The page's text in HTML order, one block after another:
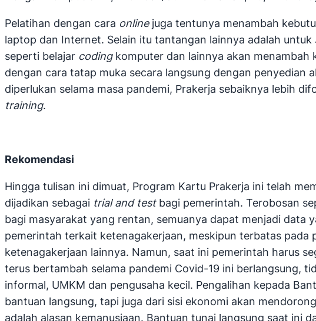
Pelatihan dengan cara onlinejuga tentunya menambah
laptop dan Internet. Selain itu tantangan lainnya adalah untuk
seperti belajar codingkomputer dan lainnya akan menambah
dengan cara tatap muka secara langsung dengan penyedian
diperlukan selama masa pandemi, Prakerja sebaiknya lebih
training.
Rekomendasi
Hingga tulisan ini dimuat, Program Kartu Prakerja ini telah
dijadikan sebagai trial and test bagi pemerintah. Terobosan
bagi masyarakat yang rentan, semuanya dapat menjadi data
pemerintah terkait ketenagakerjaan, meskipun terbatas
ketenagakerjaan lainnya. Namun, saat ini pemerintah harus
terus bertambah selama pandemi Covid-19 ini berlangsung,
informal, UMKM dan pengusaha kecil. Pengalihan kepada
bantuan langsung, tapi juga dari sisi ekonomi akan
adalah alasan kemanusiaan. Bantuan tunai langsung saat ini